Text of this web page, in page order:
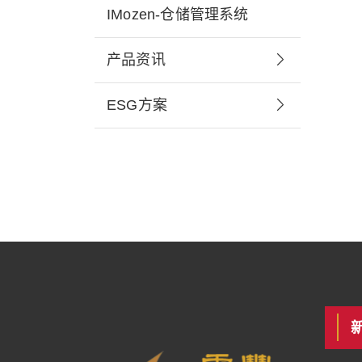
IMozen-仓储管理系统
产品资讯
ESG方案